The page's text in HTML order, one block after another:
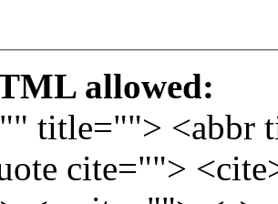
allowed:
title=""> <abbr
cite="">